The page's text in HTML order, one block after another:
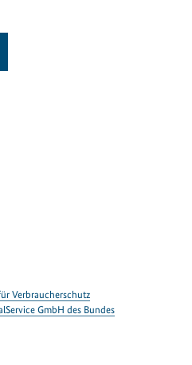
Verbraucherschutz
GmbH des Bundes